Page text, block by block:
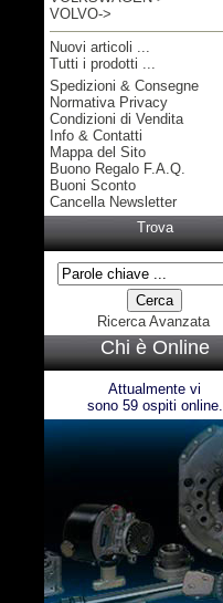
VOLVO->
Nuovi articoli ...
Tutti i prodotti ...
Informazioni
Spedizioni & Consegne
Normativa Privacy
Condizioni di Vendita
Info & Contatti
Mappa del Sito
Buono Regalo F.A.Q.
Buoni Sconto
Cancella Newsletter
Trova
Ricerca Avanzata
Chi è Online
Attualmente vi
sono 59 ospiti online.